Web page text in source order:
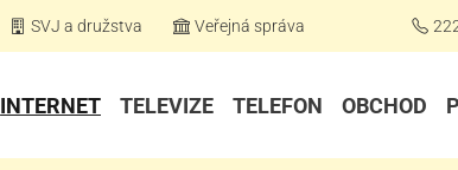
SVJ a družstva Veřejná správa
INTERNET TELEVIZE TELEFON OBCHOD